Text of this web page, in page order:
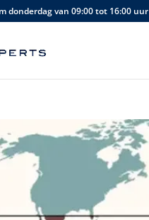
donderdag van 09:00 tot 16:00 uur